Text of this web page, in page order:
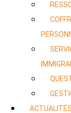
ACTUALITÉS